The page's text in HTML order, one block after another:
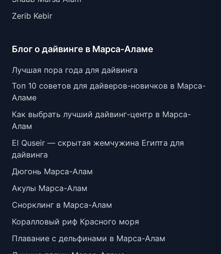
Zerib Kebir
Блог о дайвинге в Марса-Аламе
Лучшая пора года для дайвинга
Топ 10 советов для дайверов-новичков в Марса-
Аламе
Как выбрать лучший дайвинг-центр в Марса-
Алам
El Quseir — скрытая жемчужина Египта для
дайвинга
Дюгонь Марса-Алам
Акулы Марса-Алам
Снорклинг в Марса-Алам
Коралловый риф Красного моря
Плавание с дельфинами в Марса-Алам